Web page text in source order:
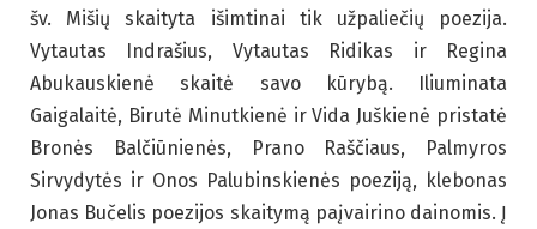
šv. Mišių skaityta išimtinai tik užpaliečių poezija.
Vytautas Indrašius, Vytautas Ridikas ir Regina
Abukauskienė skaitė savo kūrybą. Iliuminata
Gaigalaitė, Birutė Minutkienė ir Vida Juškienė pristatė
Bronės Balčiūnienės, Prano Raščiaus, Palmyros
Sirvydytės ir Onos Palubinskienės poeziją, klebonas
Jonas Bučelis poezijos skaitymą paįvairino dainomis. Į